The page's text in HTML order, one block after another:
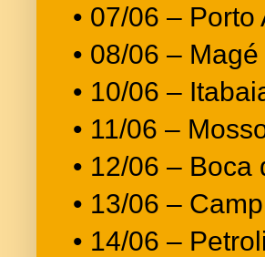
• 07/06 –
• 08/06 –
• 10/06 –
• 11/06 –
• 12/06 – Boca
• 13/06 –
• 14/06 –